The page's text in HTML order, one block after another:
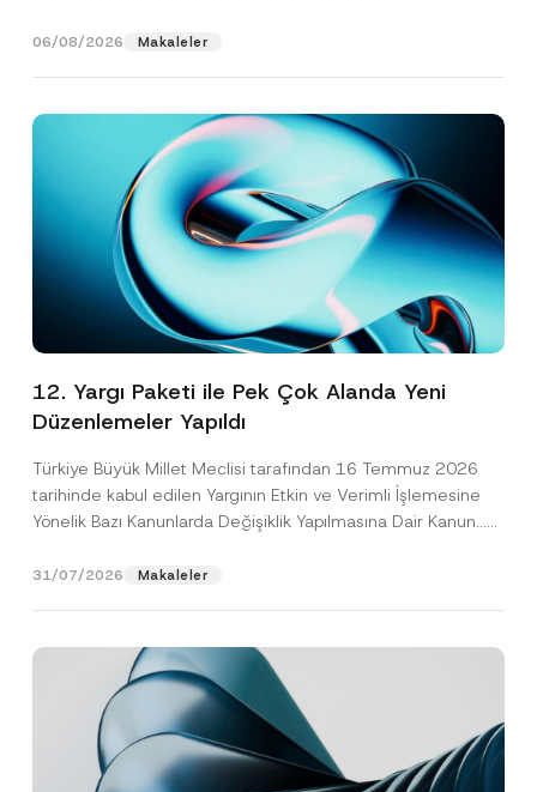
06/08/2026 Makaleler
12. Yargı Paketi ile Pek Çok Alanda Yeni
Düzenlemeler Yapıldı
Türkiye Büyük Millet Meclisi tarafından 16 Temmuz 2026
tarihinde kabul edilen Yargının Etkin ve Verimli İşlemesine
Yönelik Bazı Kanunlarda Değişiklik Yapılmasına Dair Kanun...
31/07/2026 Makaleler